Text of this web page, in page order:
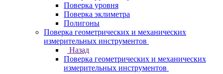
Поверка уровня
Поверка эклиметра
Полигоны
Поверка геометрических и механических
измерительных инструментов
Назад
Поверка геометрических и механических
измерительных инструментов